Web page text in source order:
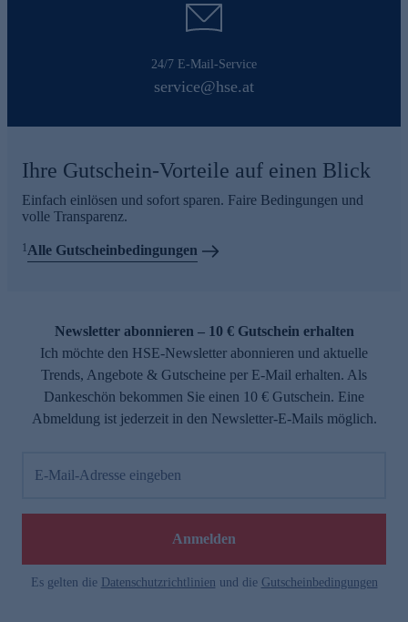
24/7 E-Mail-Service
service@hse.at
Ihre Gutschein-Vorteile auf einen Blick
Einfach einlösen und sofort sparen. Faire Bedingungen und
volle Transparenz.
1 Alle Gutscheinbedingungen
Newsletter abonnieren – 10 € Gutschein erhalten
Ich möchte den HSE-Newsletter abonnieren und aktuelle
Trends, Angebote & Gutscheine per E-Mail erhalten. Als
Dankeschön bekommen Sie einen 10 € Gutschein. Eine
Abmeldung ist jederzeit in den Newsletter-E-Mails möglich.
E-Mail-Adresse eingeben
Anmelden
Es gelten die Datenschutzrichtlinien und die Gutscheinbedingungen